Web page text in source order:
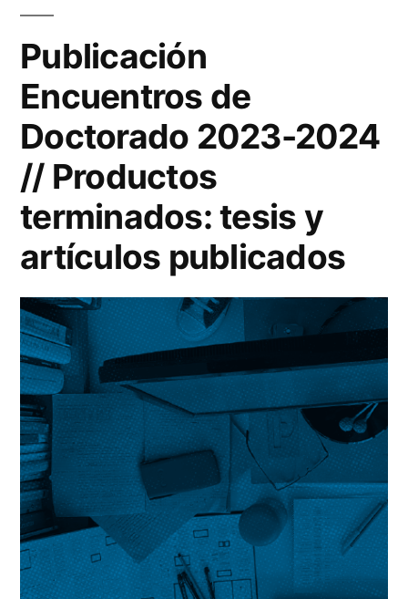
Publicación
Encuentros de
Doctorado 2023-2024
// Productos
terminados: tesis y
artículos publicados